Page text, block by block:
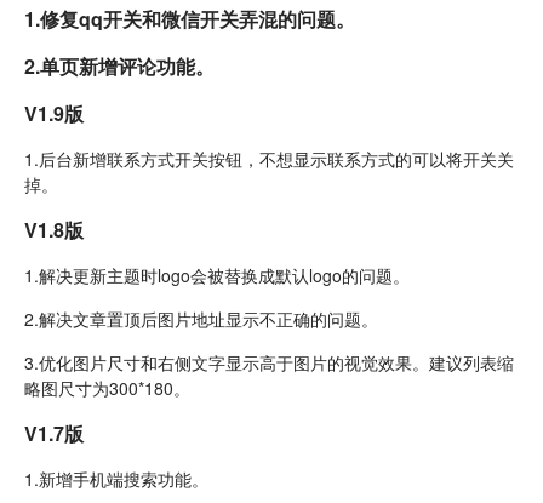
1.修复qq开关和微信开关弄混的问题。
2.单页新增评论功能。
V1.9版
1.后台新增联系方式开关按钮，不想显示联系方式的可以将开关关
掉。
V1.8版
1.解决更新主题时logo会被替换成默认logo的问题。
2.解决文章置顶后图片地址显示不正确的问题。
3.优化图片尺寸和右侧文字显示高于图片的视觉效果。建议列表缩
略图尺寸为300*180。
V1.7版
1.新增手机端搜索功能。